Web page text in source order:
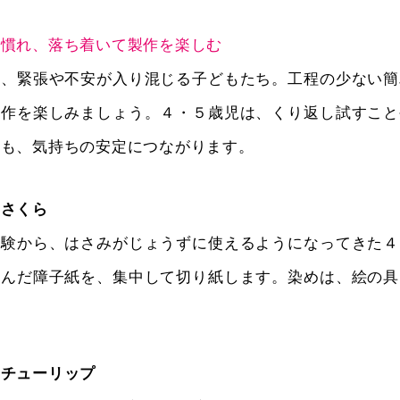
れ、落ち着いて製作を楽しむ
緊張や不安が入り混じる子どもたち。工程の少ない
を楽しみましょう。４・５歳児は、くり返し試すこ
、気持ちの安定につながります。
くら
から、はさみがじょうずに使えるようになってきた
だ障子紙を、集中して切り紙します。染めは、絵の
ューリップ